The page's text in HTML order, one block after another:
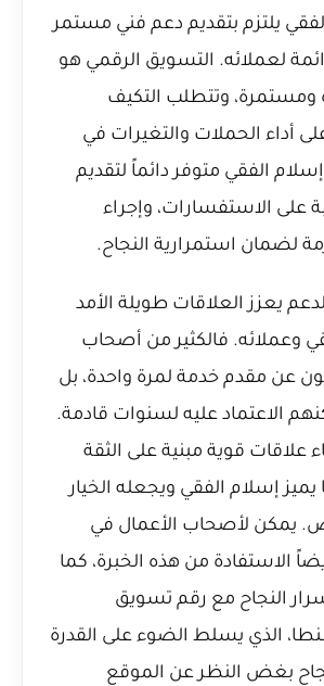
يلتزم بتقديم دعم فني مستمر
لعملائه. التسويق الرقمي هو
ومستمرة، وتتطلب التكيف
أداء الحملات والتغيرات في
الفقي متوفر دائماً لتقديم
على الاستفسارات، وإجراء
لضمان استمرارية النجاح.
يعزز العلاقات طويلة الأمد
وعملائه. فالكثير من أصحاب
عن مقدم خدمة لمرة واحدة، بل
الاعتماد عليه لسنوات قادمة.
علاقات قوية مبنية على الثقة
يميز إسلام الفقي ويجعله الخيار
يمكن لأصحاب الأعمال في
الاستفادة من هذه الخبرة، كما
النجاح مع رقم تسويق
، الذي يسلط الضوء على القدرة
بغض النظر عن الموقع